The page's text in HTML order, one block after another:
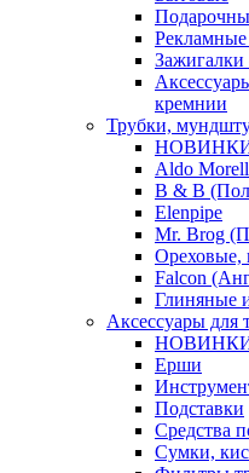
Рекламные
кремнии
Трубки,
Aldo
B & B
Elenpipe
Mr. Brog
Falcon
Глиняные
Аксессуары для
Ерши
Подставки
Средства
Сумки,